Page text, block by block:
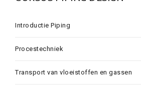
Introductie Piping
Procestechniek
Transport van vloeistoffen en gassen